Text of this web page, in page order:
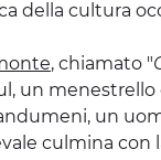
della cultura
, chiamato "
un
un
culmina